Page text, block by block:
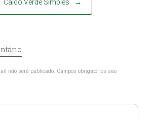
Caldo Verde Simples →
não será publicado. Campos obrigatórios são